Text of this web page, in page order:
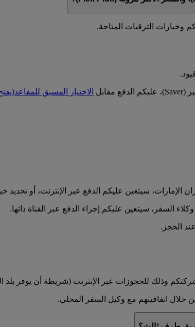
وخيارات الترقيات المتاحة.
الاختيار المسبق للمقاعد
سيتعين عليكم الدفع عبر الإنترنت، أو تحديد
السفر، سيتعين عليكم إجراء الدفع عبر القناة ذاتها.
الحجز.
وذلك للحجوزات عبر الإنترنت (شريطة أن يوفر بلد
خلال اتفاقيتهم مع وكيل السفر المحلي.